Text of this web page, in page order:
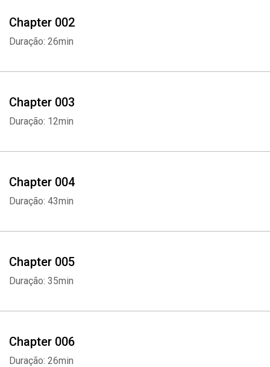
Chapter 002
Duração: 26min
Chapter 003
Duração: 12min
Chapter 004
Duração: 43min
Chapter 005
Duração: 35min
Chapter 006
Duração: 26min